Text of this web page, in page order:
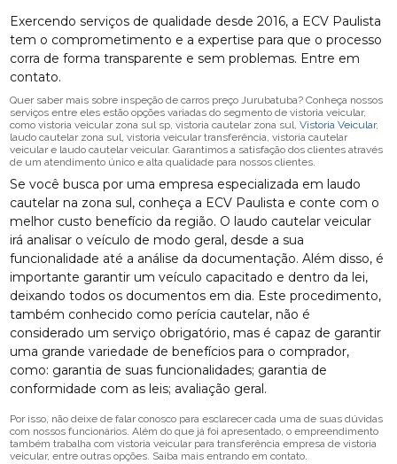
Exercendo serviços de qualidade desde 2016, a ECV Paulista
tem o comprometimento e a expertise para que o processo
corra de forma transparente e sem problemas. Entre em
contato.
Quer saber mais sobre inspeção de carros preço Jurubatuba? Conheça nossos
serviços entre eles estão opções variadas do segmento de vistoria veicular,
como vistoria veicular zona sul sp, vistoria cautelar zona sul,Vistoria Veicular,
laudo cautelar zona sul, vistoria veicular transferência, vistoria cautelar
veicular e laudo cautelar veicular. Garantimos a satisfação dos clientes através
de um atendimento único e alta qualidade para nossos clientes.
Se você busca por uma empresa especializada em laudo
cautelar na zona sul, conheça a ECV Paulista e conte com o
melhor custo benefício da região. O laudo cautelar veicular
irá analisar o veículo de modo geral, desde a sua
funcionalidade até a análise da documentação. Além disso, é
importante garantir um veículo capacitado e dentro da lei,
deixando todos os documentos em dia. Este procedimento,
também conhecido como perícia cautelar, não é
considerado um serviço obrigatório, mas é capaz de garantir
uma grande variedade de benefícios para o comprador,
como: garantia de suas funcionalidades; garantia de
conformidade com as leis; avaliação geral.
Por isso, não deixe de falar conosco para esclarecer cada uma de suas dúvidas
com nossos funcionários. Além do que já foi apresentado, o empreendimento
também trabalha com vistoria veicular para transferência empresa de vistoria
veicular, entre outras opções. Saiba mais entrando em contato.